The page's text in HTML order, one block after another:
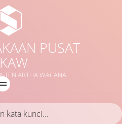
PUSAT
ARTHA WACANA